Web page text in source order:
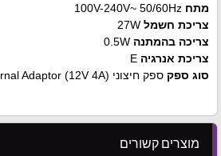
מתח 100V-240V~ 50/60Hz
צריכת חשמל 27W
צריכה בהמתנה 0.5W
צריכת אנרגיה E
סוג ספק ספק חיצוני External Adaptor (12V 4A)
מוצרים קשורים